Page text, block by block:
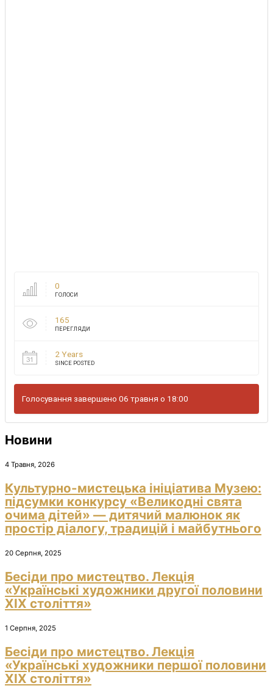
0
ГОЛОСИ
165
ПЕРЕГЛЯДИ
2 Years
SINCE POSTED
Голосування завершено 06 травня о 18:00
Новини
4 Травня, 2026
Культурно-мистецька ініціатива Музею:
підсумки конкурсу «Великодні свята
очима дітей» — дитячий малюнок як
простір діалогу, традицій і майбутнього
20 Серпня, 2025
Бесіди про мистецтво. Лекція
«Українські художники другої половини
ХІХ століття»
1 Серпня, 2025
Бесіди про мистецтво. Лекція
«Українські художники першої половини
ХІХ століття»